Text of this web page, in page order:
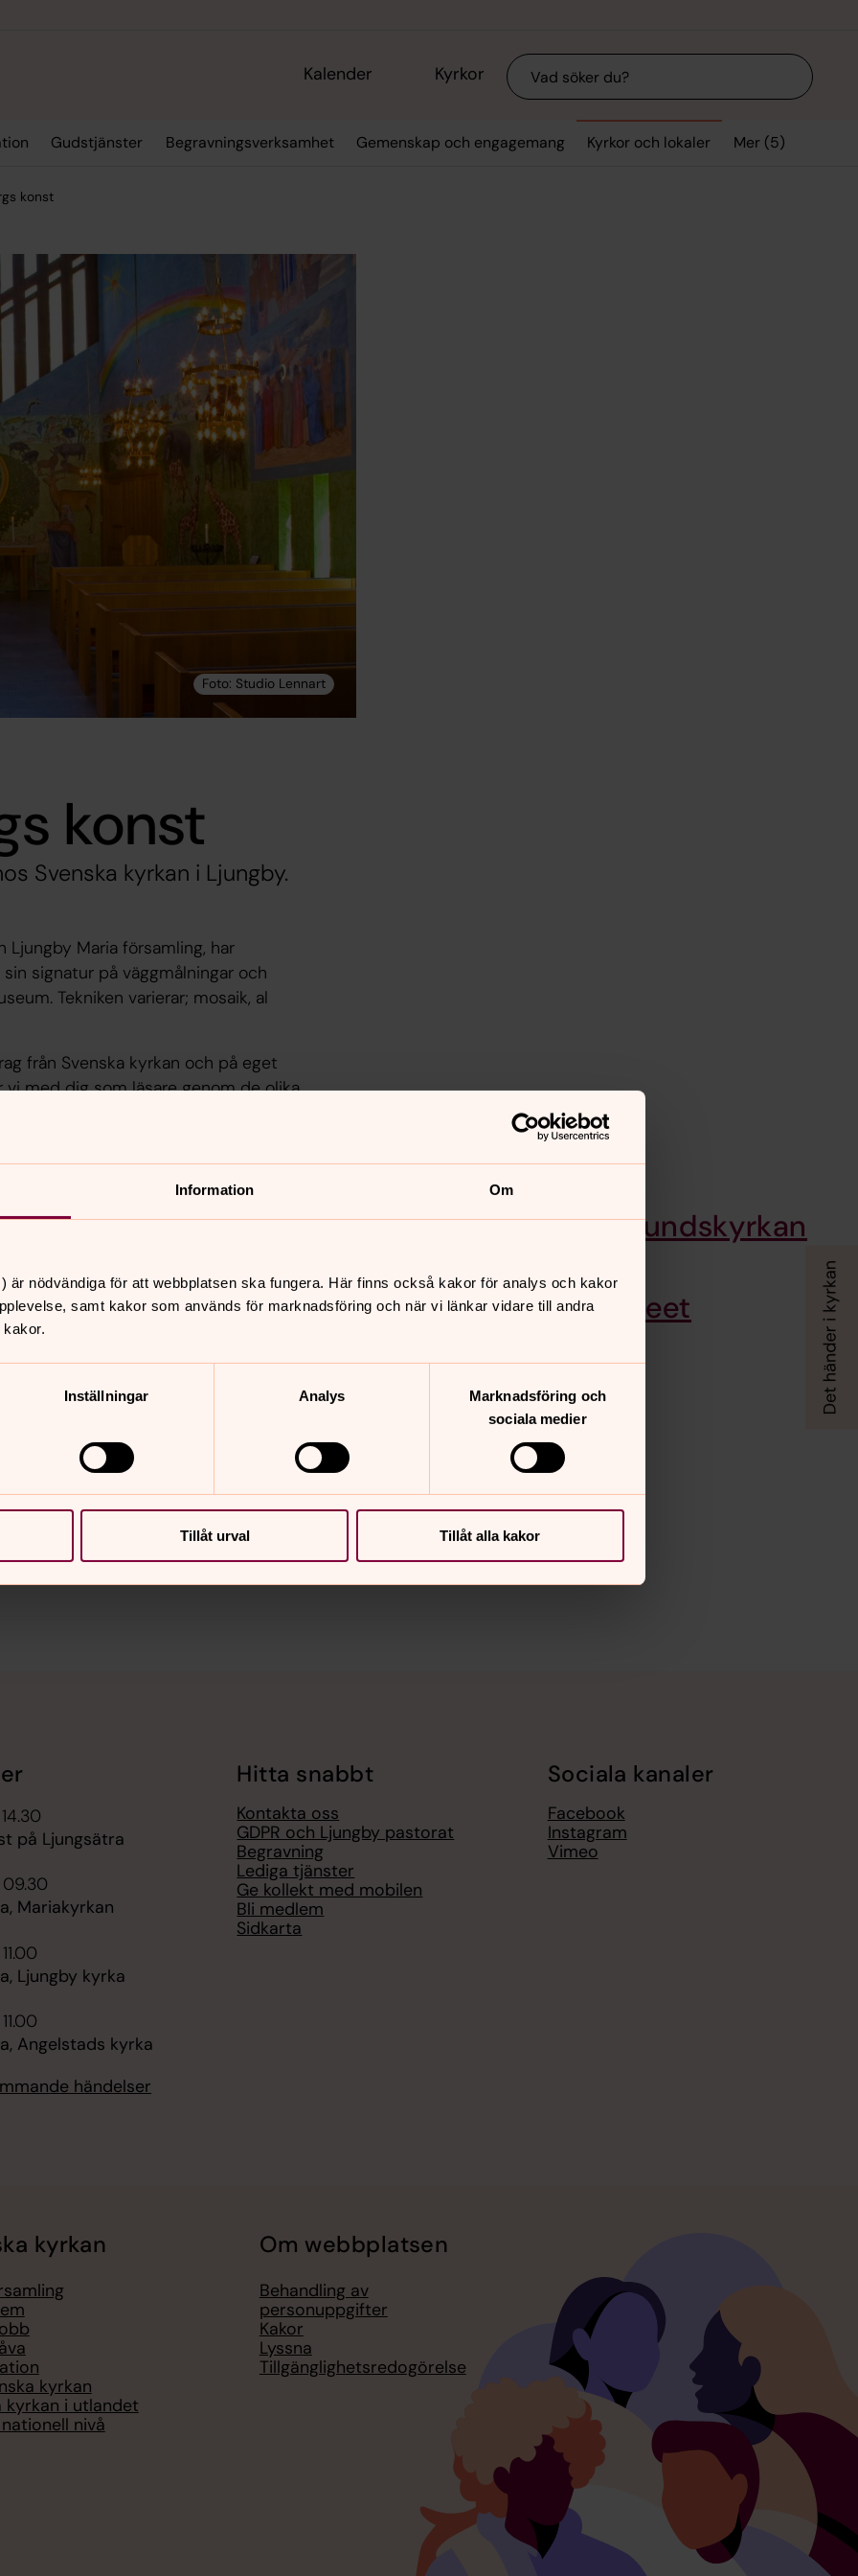
Information Om
är nödvändiga för att webbplatsen ska fungera. Här finns också kakor för analys och kakor
samt kakor som används för marknadsföring och när vi länkar vidare till andra
Inställningar Analys
Marknadsföring och
sociala medier
Tillåt urval Tillåt alla kakor
Kalender Kyrkor Sök
Gudstjänster Begravningsverksamhet Gemenskap och engagemang Kyrkor och lokaler Mer (5)
konst
konst
Svenska kyrkan i Ljungby.
Ljungby Maria församling, har
signatur på väggmålningar och
Tekniken varierar; mosaik, al
från Svenska kyrkan och på eget
med dig som läsare genom de olika
kyrka Sven Ljungbergs konst i Annelundskyrkan
Sven Ljungbergs konst i
Ljungby församlingshem
Ljungbergsmuseet
på Ljungsätra
Mariakyrkan
Ljungby kyrka
Angelstads kyrka
händelser
Hitta snabbt
Kontakta oss
GDPR och Ljungby pastorat
Begravning
Lediga tjänster
Ge kollekt med mobilen
Bli medlem
Sidkarta
Sociala kanaler
Facebook
Instagram
Vimeo
kyrkan
kyrkan
kyrkan i utlandet
nivå
Om webbplatsen
Behandling av
personuppgifter
Kakor
Lyssna
Tillgänglighetsredogörelse